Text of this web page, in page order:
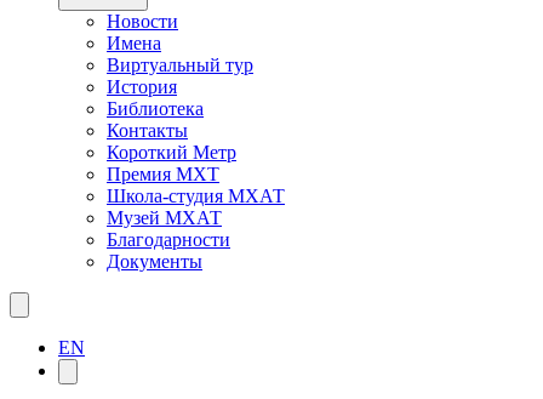
Новости
Имена
Виртуальный тур
История
Библиотека
Контакты
Короткий Метр
Премия МХТ
Школа-студия МХАТ
Музей МХАТ
Благодарности
Документы
EN